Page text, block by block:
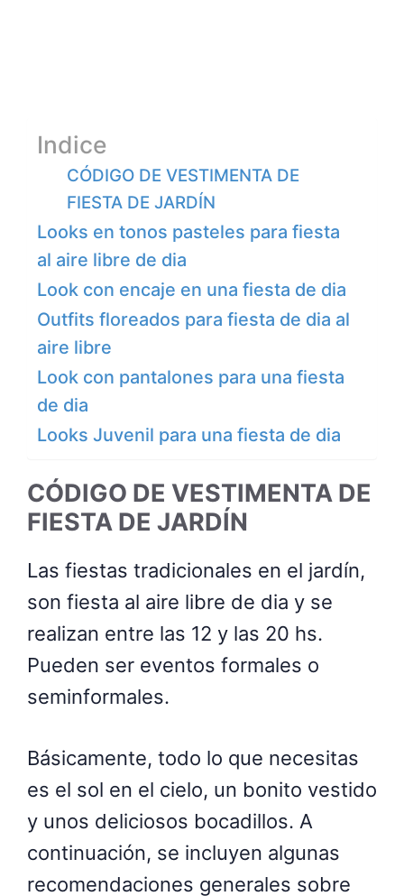
Indice
CÓDIGO DE VESTIMENTA DE
FIESTA DE JARDÍN
Looks en tonos pasteles para fiesta
al aire libre de dia
Look con encaje en una fiesta de dia
Outfits floreados para fiesta de dia al
aire libre
Look con pantalones para una fiesta
de dia
Looks Juvenil para una fiesta de dia
CÓDIGO DE VESTIMENTA DE
FIESTA DE JARDÍN
Las fiestas tradicionales en el jardín,
son fiesta al aire libre de dia y se
realizan entre las 12 y las 20 hs.
Pueden ser eventos formales o
seminformales.
Básicamente, todo lo que necesitas
es el sol en el cielo, un bonito vestido
y unos deliciosos bocadillos. A
continuación, se incluyen algunas
recomendaciones generales sobre